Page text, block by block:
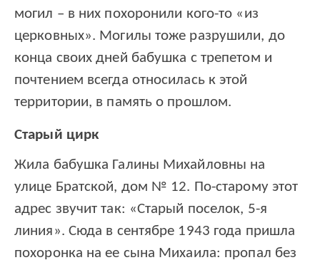
могил – в них похоронили кого-то «из
церковных». Могилы тоже разрушили, до
конца своих дней бабушка с трепетом и
почтением всегда относилась к этой
территории, в память о прошлом.
Старый цирк
Жила бабушка Галины Михайловны на
улице Братской, дом № 12. По-старому этот
адрес звучит так: «Старый поселок, 5-я
линия». Сюда в сентябре 1943 года пришла
похоронка на ее сына Михаила: пропал без